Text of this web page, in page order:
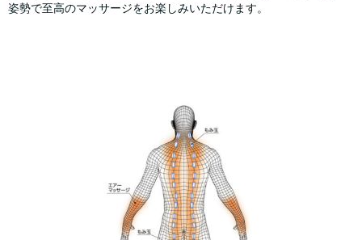
姿勢で至高のマッサージをお楽しみいただけます。